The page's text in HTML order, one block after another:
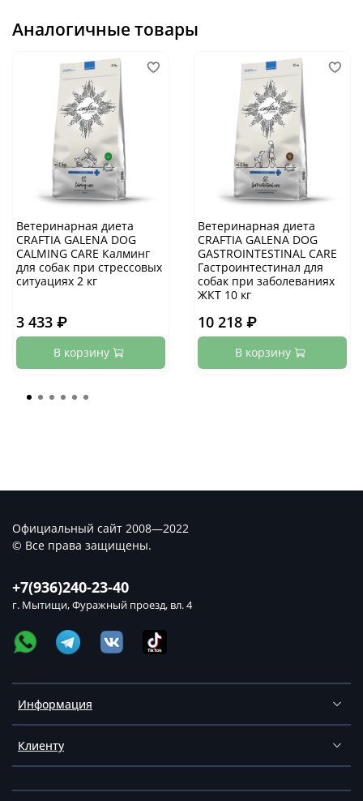
Аналогичные товары
Ветеринарная диета
CRAFTIA GALENA DOG
CALMING CARE Калминг
для собак при стрессовых
ситуациях 2 кг
3 433 ₽
В корзину
Ветеринарная диета
CRAFTIA GALENA DOG
GASTROINTESTINAL CARE
Гастроинтестинал для
собак при заболеваниях
ЖКТ 10 кг
10 218 ₽
В корзину
Информация
Клиенту
+7(936)240-23-40
г. Мытищи, Фуражный проезд, вл. 4
Официальный сайт 2008—2022
© Все права защищены.